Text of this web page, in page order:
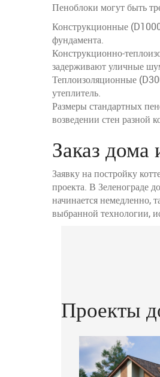
Пеноблоки могут быть
Конструкционные
фундамента.
Конструкционно-
задерживают уличные
Теплоизоляционные
утеплитель.
Размеры стандартных
возведении стен разной
Заказ дома
Заявку на постройку
проекта. В Зеленограде
начинается немедленно,
выбранной технологии,
Проекты